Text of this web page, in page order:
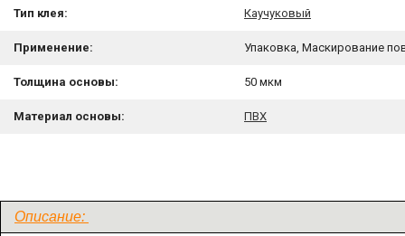
Тип клея: Каучуковый
Применение: Упаковка, Маскирование
Толщина основы: 50 мкм
Материал основы: ПВХ
Описание: